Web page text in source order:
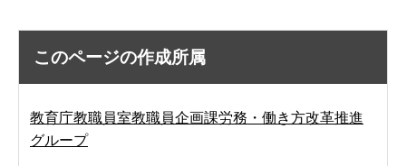
このページの作成所属
教育庁教職員室教職員企画課労務・働き方改革推進
グループ